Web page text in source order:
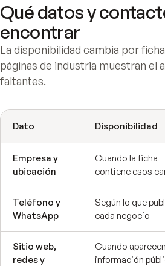
Qué datos y
encontrar
La disponibilidad cambia por
páginas de industria muestran el
faltantes.
Dato Disponibilidad
Empresa y
ubicación
Cuando la ficha
contiene esos
Teléfono y
WhatsApp
Según lo que
cada negocio
Sitio web,
redes y
Cuando
información